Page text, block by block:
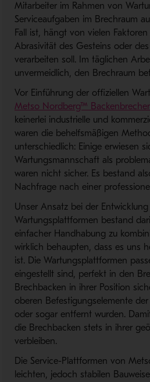
Mitarbeiter im Rahmen von
Serviceaufgaben im Brechraum
Fall ist, hängt von vielen
Abrasivität des Gesteins oder
verarbeiten soll. Im täglichen
unvermeidlich, den Brechraum
Vor Einführung der offiziellen
Metso Nordberg™
keinerlei industrielle und
waren die behelfsmäßigen
unterschiedlich: Einige erwiesen
Wartungsmannschaft als
waren nicht sicher. Es bestand
Nachfrage nach einer
Unser Ansatz bei der
Wartungsplattformen bestand
einfacher Handhabung zu
wirklich behaupten, dass es uns
ist. Die Wartungsplattformen
eingestellt sind, perfekt in den
Brechbacken in ihrer Position
oberen Befestigungselemente
oder sogar entfernt wurden.
die Brechbacken stets in ihrer
verbleiben.
Die Service-Plattformen von
leichten, jedoch stabilen